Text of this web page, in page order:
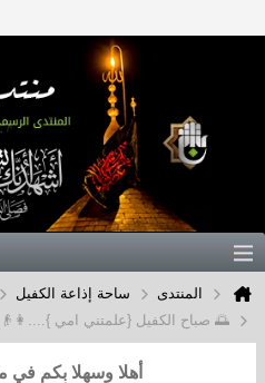
المنتدى ساحة إذاعة الكفيل
🌅 صباح الكفيل {علمتني امي }....👩👴
أهلا وسهلا بكم في